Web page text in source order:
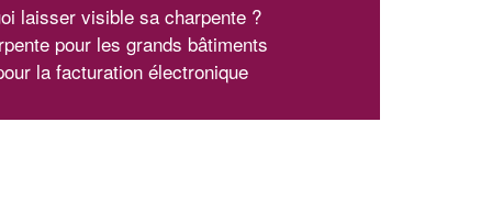
laisser visible sa charpente ?
pour les grands bâtiments
la facturation électronique